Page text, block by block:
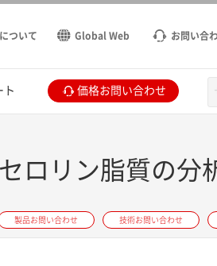
ついて Global Web お問い合
ト 価格お問い合わせ
ロリン脂質の分
製品お問い合わせ 技術お問い合わせ